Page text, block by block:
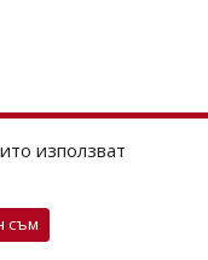
използват
съм